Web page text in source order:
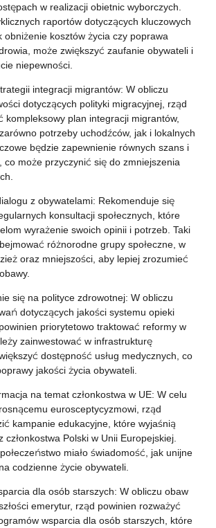
w realizacji obietnic wyborczych.
raportów dotyczących kluczowych
obniżenie kosztów życia czy poprawa
może zwiększyć zaufanie obywateli i
niepewności.
integracji migrantów: W obliczu
dotyczących polityki migracyjnej, rząd
kompleksowy plan integracji migrantów,
potrzeby uchodźców, jak i lokalnych
będzie zapewnienie równych szans i
co może przyczynić się do zmniejszenia
z obywatelami: Rekomenduje się
konsultacji społecznych, które
wyrażenie swoich opinii i potrzeb. Taki
różnorodne grupy społeczne, w
oraz mniejszości, aby lepiej zrozumieć
się na polityce zdrowotnej: W obliczu
dotyczących jakości systemu opieki
priorytetowo traktować reformy w
zainwestować w infrastrukturę
dostępność usług medycznych, co
jakości życia obywateli.
na temat członkostwa w UE: W celu
eurosceptycyzmowi, rząd
kampanie edukacyjne, które wyjaśnią
członkostwa Polski w Unii Europejskiej.
miało świadomość, jak unijne
codzienne życie obywateli.
dla osób starszych: W obliczu obaw
emerytur, rząd powinien rozważyć
wsparcia dla osób starszych, które